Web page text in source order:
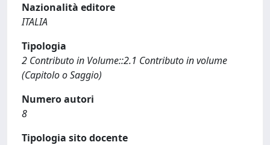
Nazionalità editore
ITALIA
Tipologia
2 Contributo in Volume::2.1 Contributo in volume
(Capitolo o Saggio)
Numero autori
8
Tipologia sito docente